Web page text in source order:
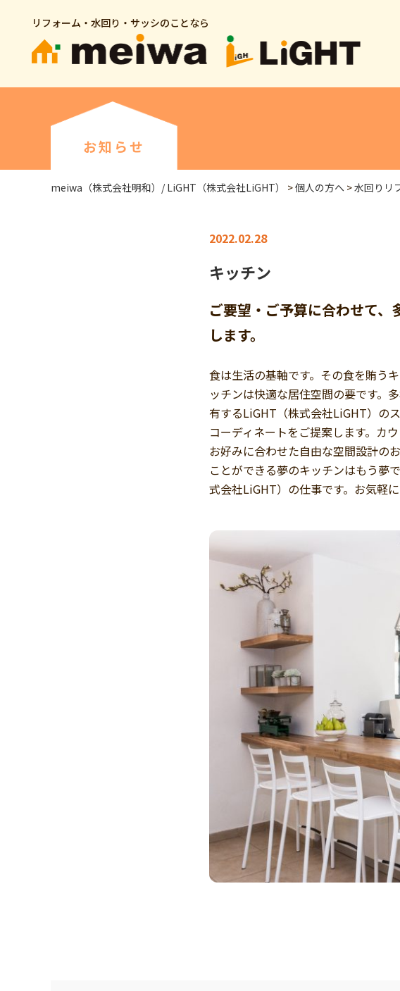
リフォーム・水回り・サッシのことなら
お知らせ
meiwa（株式会社明和）/ LiGHT（株式会社LiGHT） >個人の方へ >水回りリ
2022.02.28
キッチン
ご要望・ご予算に合わせて
します。
食は生活の基軸です。その食を賄う
ッチンは快適な居住空間の要です。
有するLiGHT（株式会社LiGHT）の
コーディネートをご提案します。カ
お好みに合わせた自由な空間設計の
ことができる夢のキッチンはもう夢
式会社LiGHT）の仕事です。お気軽に